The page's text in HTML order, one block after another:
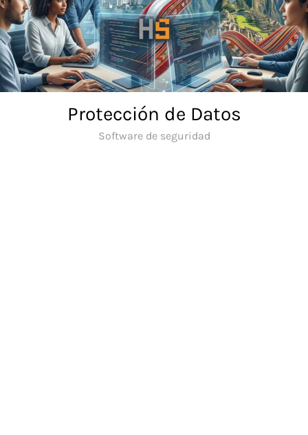
Skip
to
content
Protección de Datos
Software de seguridad